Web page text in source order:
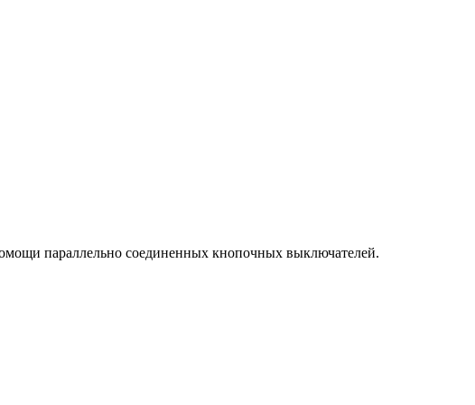
параллельно соединенных кнопочных выключателей.